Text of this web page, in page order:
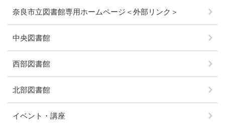
奈良市立図書館専用ホームページ＜外部リンク＞
中央図書館
西部図書館
北部図書館
イベント・講座